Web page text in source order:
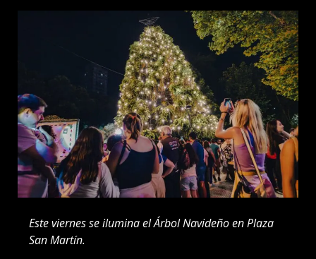
Este viernes se ilumina el Árbol Navideño en Plaza
San Martín.